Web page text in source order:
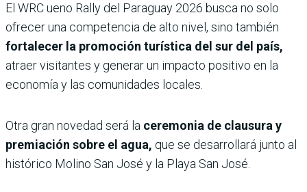
El WRC ueno Rally del Paraguay 2026 busca no solo
ofrecer una competencia de alto nivel, sino también
fortalecer la promoción turística del sur del país,
atraer visitantes y generar un impacto positivo en la
economía y las comunidades locales.
Otra gran novedad será la ceremonia de clausura y
premiación sobre el agua, que se desarrollará junto al
histórico Molino San José y la Playa San José.